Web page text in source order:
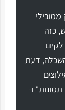
כזה
דעת
ו-